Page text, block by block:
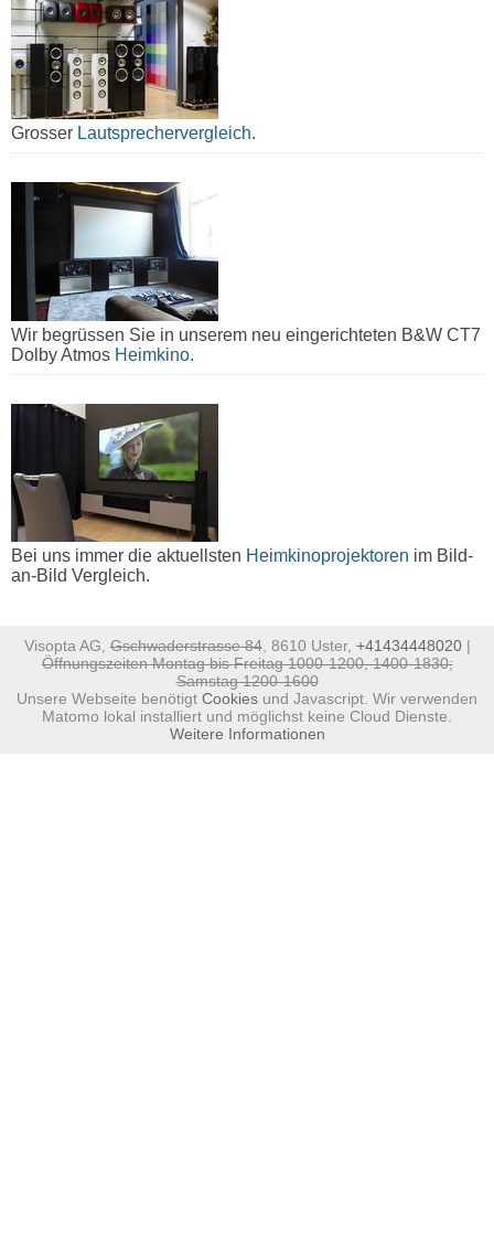
Grosser Lautsprechervergleich.
Wir begrüssen Sie in unserem neu eingerichteten B&W CT7
Dolby Atmos Heimkino.
Bei uns immer die aktuellsten Heimkinoprojektoren im Bild-
an-Bild Vergleich.
Visopta AG,Gschwaderstrasse 84, 8610 Uster, +41434448020|
Öffnungszeiten Montag bis Freitag 1000-1200, 1400-1830;
Samstag 1200-1600
Unsere Webseite benötigt Cookies und Javascript. Wir verwenden
Matomo lokal installiert und möglichst keine Cloud Dienste.
Weitere Informationen